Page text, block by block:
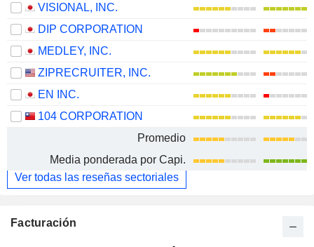
VISIONAL, INC.
DIP CORPORATION
MEDLEY, INC.
ZIPRECRUITER, INC.
EN INC.
104 CORPORATION
Promedio
Media ponderada por Capi.
Ver todas las reseñas sectoriales
Facturación